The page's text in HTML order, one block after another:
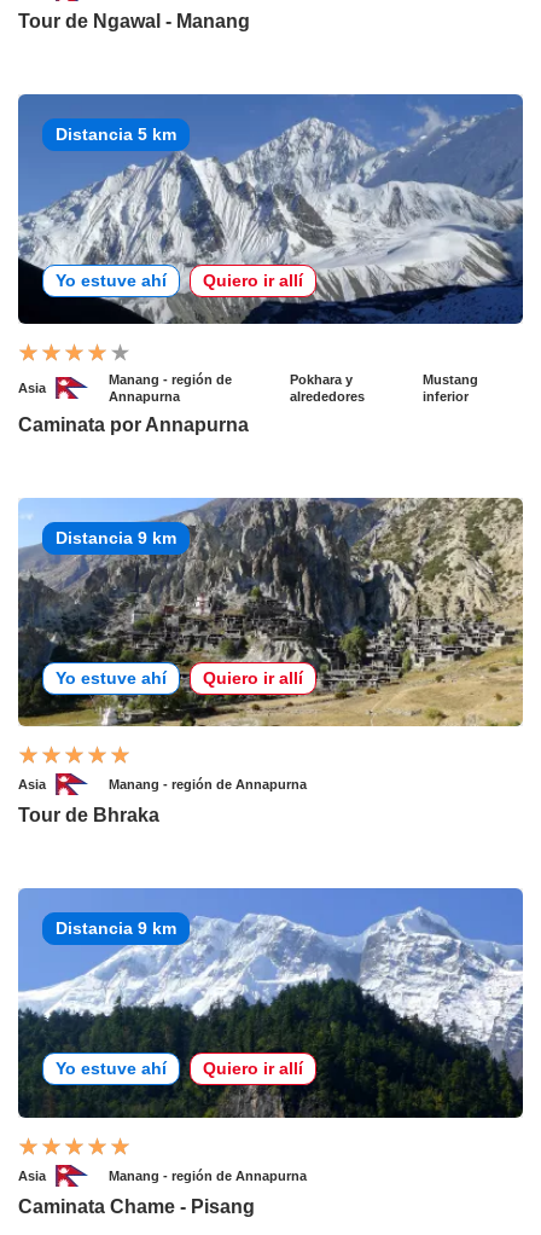
Tour de Ngawal - Manang
Distancia 5 km
Yo estuve ahí Quiero ir allí
Asia
Manang - región de
Annapurna
Pokhara y
alrededores
Mustang
inferior
Caminata por Annapurna
Distancia 9 km
Yo estuve ahí Quiero ir allí
Asia Manang - región de Annapurna
Tour de Bhraka
Distancia 9 km
Yo estuve ahí Quiero ir allí
Asia Manang - región de Annapurna
Caminata Chame - Pisang